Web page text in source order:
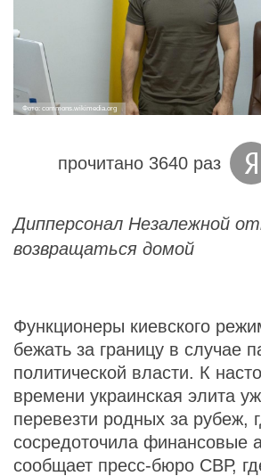
Фото: commons.wikimedia.org
прочитано 3640 раз
Дипперсонал Незалежной
возвращаться домой
Функционеры киевского
бежать за границу в случае
политической власти. К
времени украинская элита
перевезти родных за рубеж,
сосредоточила финансовые
сообщает пресс-бюро СВР,